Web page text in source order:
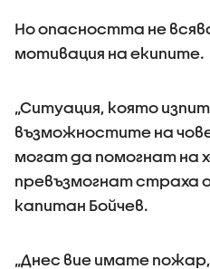
Но опасността не
мотивация на екипите.
„Ситуация, която
възможностите на
могат да помогнат на
превъзмогнат страха
капитан Бойчев.
„Днес вие имате